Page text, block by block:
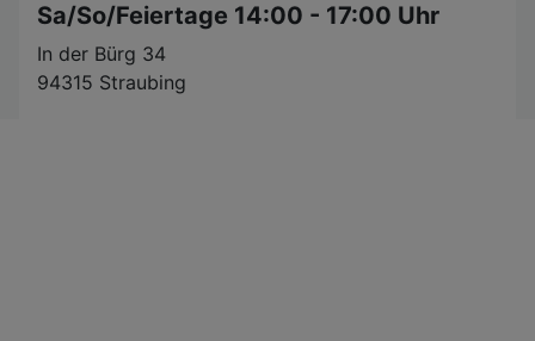
Sa/So/Feiertage 14:00 - 17:00 Uhr
In der Bürg 34
94315 Straubing